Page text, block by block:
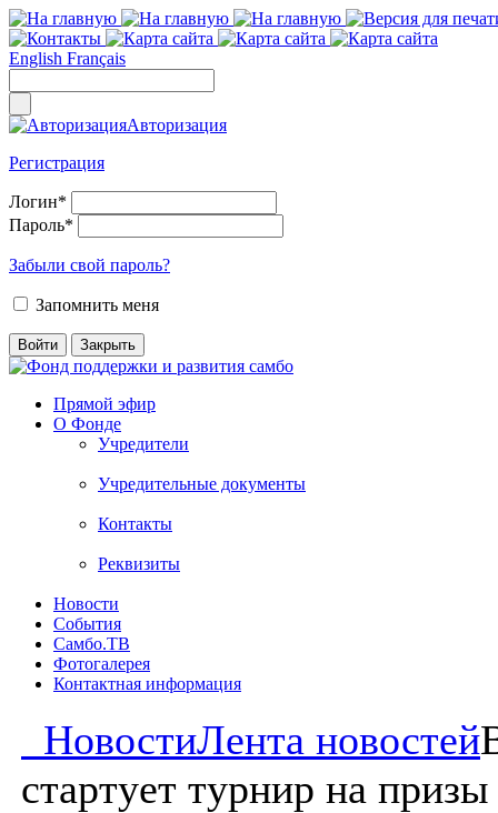
English Français
Авторизация
Регистрация
Логин*
Пароль*
Забыли свой пароль?
Запомнить меня
Прямой эфир
О Фонде
Учредители
Учредительные документы
Контакты
Реквизиты
Новости
События
Самбо.ТВ
Фотогалерея
Контактная информация
НовостиЛента новостей
стартует турнир на призы